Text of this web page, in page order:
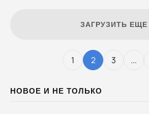
НОВОЕ И НЕ ТОЛЬКО
ЗАГРУЗИТЬ ЕЩЕ
1 2 3 ...